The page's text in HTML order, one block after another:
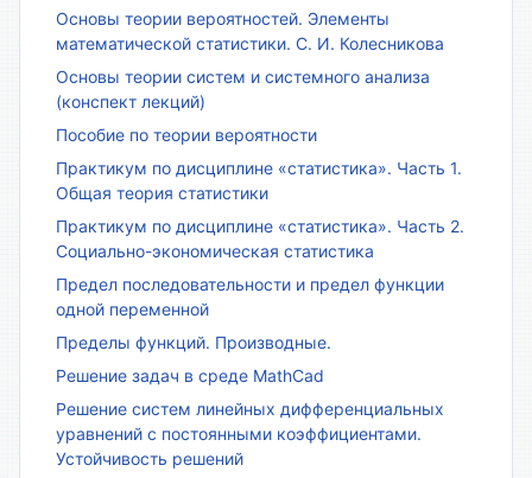
Основы теории вероятностей. Элементы
математической статистики. С. И. Колесникова
Основы теории систем и системного анализа
(конспект лекций)
Пособие по теории вероятности
Практикум по дисциплине «статистика». Часть 1.
Общая теория статистики
Практикум по дисциплине «статистика». Часть 2.
Социально-экономическая статистика
Предел последовательности и предел функции
одной переменной
Пределы функций. Производные.
Решение задач в среде MathCad
Решение систем линейных дифференциальных
уравнений с постоянными коэффициентами.
Устойчивость решений